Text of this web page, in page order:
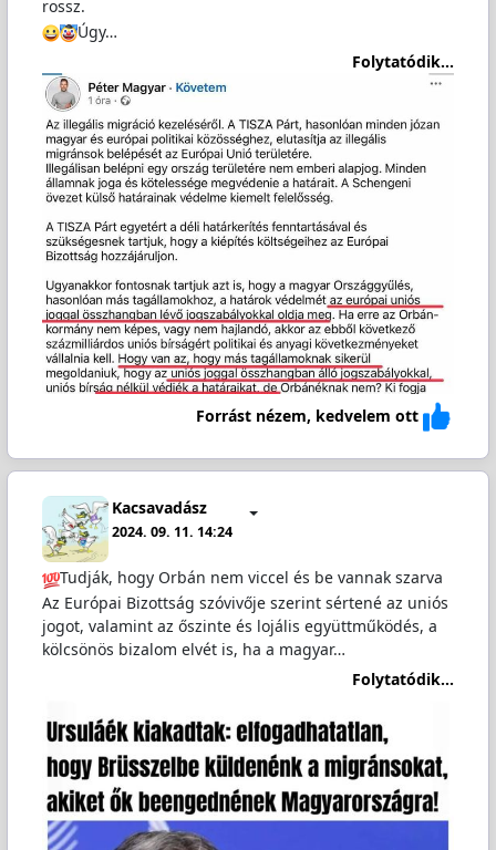
rossz.
Úgy…
Folytatódik...
Forrást nézem, kedvelem ott
Kacsavadász
2024. 09. 11. 14:24
Tudják, hogy Orbán nem viccel és be vannak szarva
Az Európai Bizottság szóvivője szerint sértené az uniós
jogot, valamint az őszinte és lojális együttműködés, a
kölcsönös bizalom elvét is, ha a magyar…
Folytatódik...